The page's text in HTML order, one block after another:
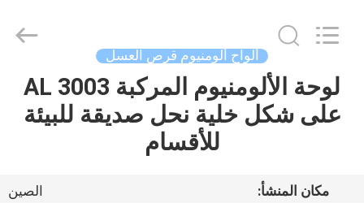
منزل،
بيت
Material
ألواح ألومنيوم قرص العسل
لوحة الألومنيوم المركبة AL 3003
على شكل خلية نحل صديقة للبيئة
للأقسام
مكان المنشأ:
الصين